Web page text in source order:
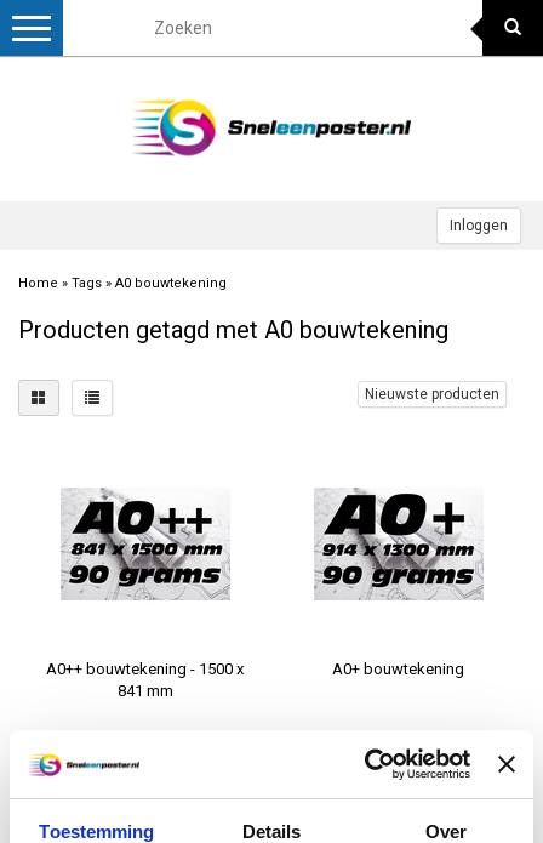
Toestemming Details Over
Inloggen
Toggle
Home » Tags » A0 bouwtekening
Producten getagd met A0 bouwtekening
Nieuwste producten
A0++ bouwtekening - 1500 x
841 mm
A0+ bouwtekening
€5,95